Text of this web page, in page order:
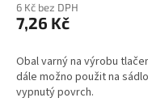
6 Kč bez DPH
7,26 Kč
Obal varný na výrobu
dále možno použit na
vypnutý povrch.